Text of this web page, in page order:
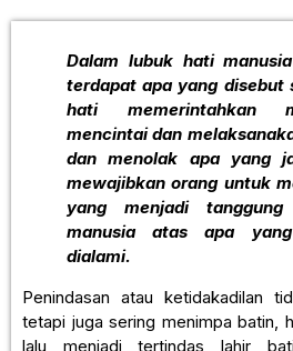
Dalam lubuk hati
terdapat apa yang disebut
hati memerintahkan
mencintai dan
dan menolak apa yang
mewajibkan orang untuk
yang menjadi
manusia atas apa
dialami.
Penindasan atau ketidakadilan
tetapi juga sering menimpa batin,
lalu menjadi tertindas lahir